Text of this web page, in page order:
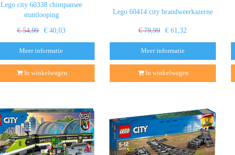
Lego city 60338 chimpansee
stuntlooping
€ 54,99 € 40,03
Meer informatie
In winkelwagen
Lego 60414 city brandweerkazerne
€ 79,99 € 61,32
Meer informatie
In winkelwagen